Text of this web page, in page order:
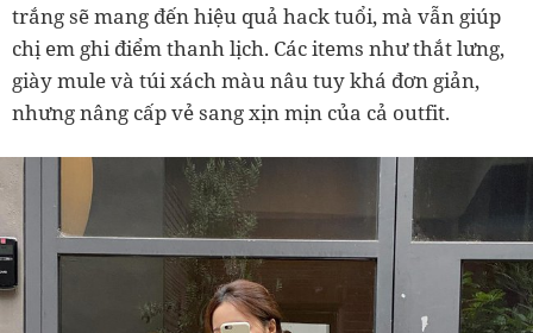
trắng sẽ mang đến hiệu quả hack tuổi, mà vẫn giúp
chị em ghi điểm thanh lịch. Các items như thắt lưng,
giày mule và túi xách màu nâu tuy khá đơn giản,
nhưng nâng cấp vẻ sang xịn mịn của cả outfit.